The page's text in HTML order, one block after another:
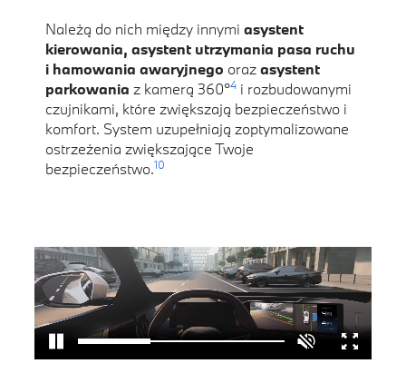
Należą do nich między innymi asystent
kierowania, asystent utrzymania pasa ruchu
i hamowania awaryjnego orazasystent
parkowania z kamerą 360°4 i rozbudowanymi
czujnikami, które zwiększają bezpieczeństwo i
komfort. System uzupełniają zoptymalizowane
ostrzeżenia zwiększające Twoje
bezpieczeństwo.10